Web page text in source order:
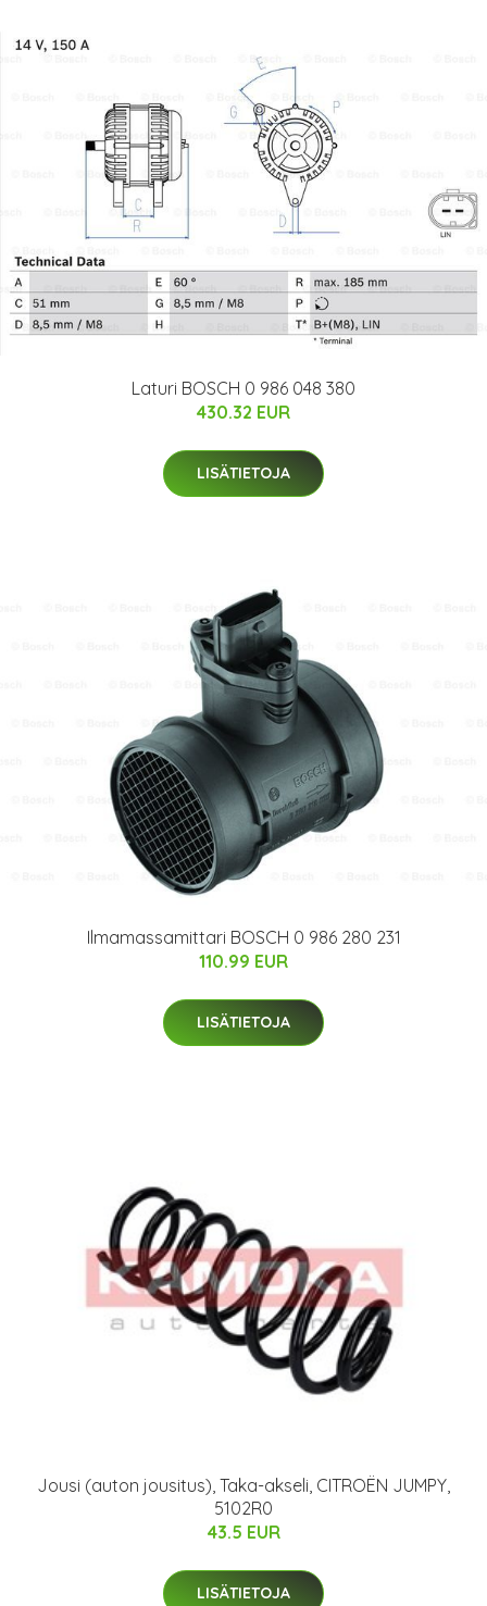
Laturi BOSCH 0 986 048 380
430.32 EUR
LISÄTIETOJA
Ilmamassamittari BOSCH 0 986 280 231
110.99 EUR
LISÄTIETOJA
Jousi (auton jousitus), Taka-akseli, CITROËN JUMPY,
5102R0
43.5 EUR
LISÄTIETOJA